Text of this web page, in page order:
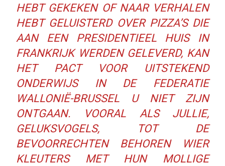
HEBT GEKEKEN OF NAAR VERHALEN
HEBT GELUISTERD OVER PIZZA’S DIE
AAN EEN PRESIDENTIEEL HUIS IN
FRANKRIJK WERDEN GELEVERD, KAN
HET PACT VOOR UITSTEKEND
ONDERWIJS IN DE FEDERATIE
WALLONIË-BRUSSEL U NIET ZIJN
ONTGAAN. VOORAL ALS JULLIE,
GELUKSVOGELS, TOT DE
BEVOORRECHTEN BEHOREN WIER
KLEUTERS MET HUN MOLLIGE